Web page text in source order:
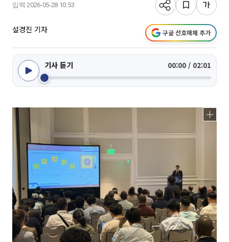
입력 2026-05-28 10:53
설경진 기자 구글 선호매체 추가
기사 듣기 00:00 / 02:01